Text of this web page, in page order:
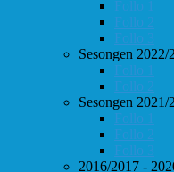
Follo 1
Follo 2
Follo 3
Sesongen 2022/
Follo 1
Follo 2
Sesongen 2021/
Follo 1
Follo 2
Follo 3
2016/2017 -